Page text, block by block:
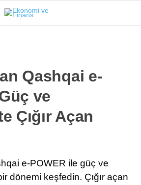
İSTANBUL
Qashqai e-
ve
Çığır Açan
e-POWER ile güç ve
dönemi keşfedin. Çığır açan